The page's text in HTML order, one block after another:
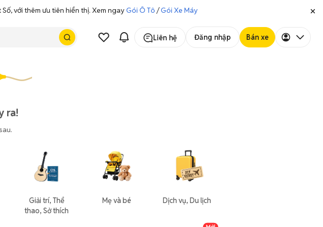
với thêm ưu tiên hiển thị. Xem ngayGói Ô Tô /Gói Xe Máy
Liên hệ Đăng nhập Bán xe
ra!
Giải trí, Thể
thao, Sở thích
Mẹ và bé Dịch vụ, Du lịch